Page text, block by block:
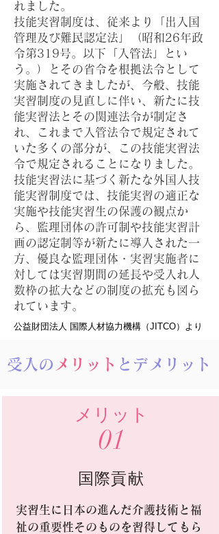
れました。
技能実習制度は、従来より「出入国
管理及び難民認定法」（昭和26年政
令第319号。以下「入管法」とい
う。）とその省令を根拠法令として
実施されてきましたが、今般、技能
実習制度の見直しに伴い、新たに技
能実習法とその関連法令が制定さ
れ、これまで入管法令で規定されて
いた多くの部分が、この技能実習法
令で規定されることになりました。
技能実習法に基づく新たな外国人技
能実習制度では、技能実習の適正な
実施や技能実習生の保護の観点か
ら、監理団体の許可制や技能実習計
画の認定制等が新たに導入された一
方、優良な監理団体・実習実施者に
対しては実習期間の延長や受入れ人
数枠の拡大などの制度の拡充も図ら
れています。
公益財団法人 国際人材協力機構（JITCO）より
受入の メリット と デメリット
​メリット
01
国際貢献
実習生に日本の進んだ介護技術と福
祉の重要性そのものを習得してもら